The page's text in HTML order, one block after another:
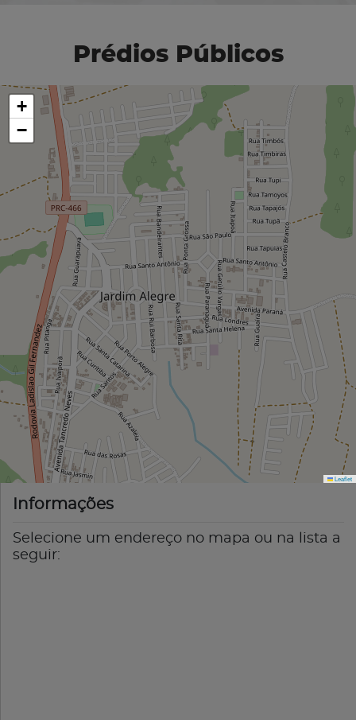
Prédios Públicos
+
−
Leaflet
Informações
Selecione um endereço no mapa ou na lista a
seguir: